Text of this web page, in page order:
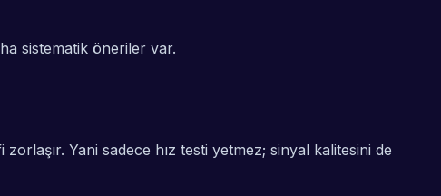
sistematik öneriler var.
zorlaşır. Yani sadece hız testi yetmez; sinyal kalitesini de